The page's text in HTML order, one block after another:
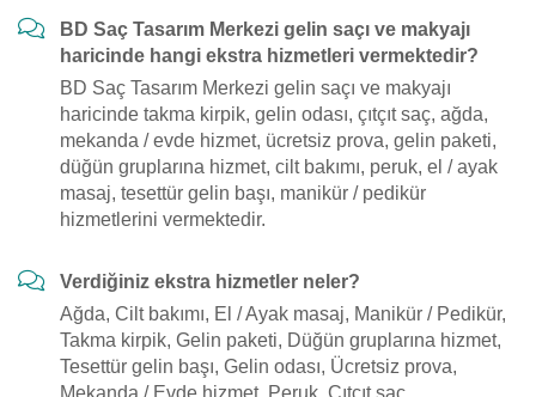
BD Saç Tasarım Merkezi gelin saçı ve makyajı
haricinde hangi ekstra hizmetleri vermektedir?
BD Saç Tasarım Merkezi gelin saçı ve makyajı
haricinde takma kirpik, gelin odası, çıtçıt saç, ağda,
mekanda / evde hizmet, ücretsiz prova, gelin paketi,
düğün gruplarına hizmet, cilt bakımı, peruk, el / ayak
masaj, tesettür gelin başı, manikür / pedikür
hizmetlerini vermektedir.
Verdiğiniz ekstra hizmetler neler?
Ağda, Cilt bakımı, El / Ayak masaj, Manikür / Pedikür,
Takma kirpik, Gelin paketi, Düğün gruplarına hizmet,
Tesettür gelin başı, Gelin odası, Ücretsiz prova,
Mekanda / Evde hizmet, Peruk, Çıtçıt saç